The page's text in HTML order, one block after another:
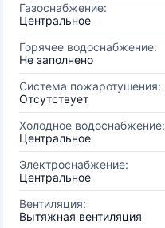
Газоснабжение:
Центральное
Горячее водоснабжение:
Не заполнено
Система пожаротушения:
Отсутствует
Холодное водоснабжение:
Центральное
Электроснабжение:
Центральное
Вентиляция:
Вытяжная вентиляция